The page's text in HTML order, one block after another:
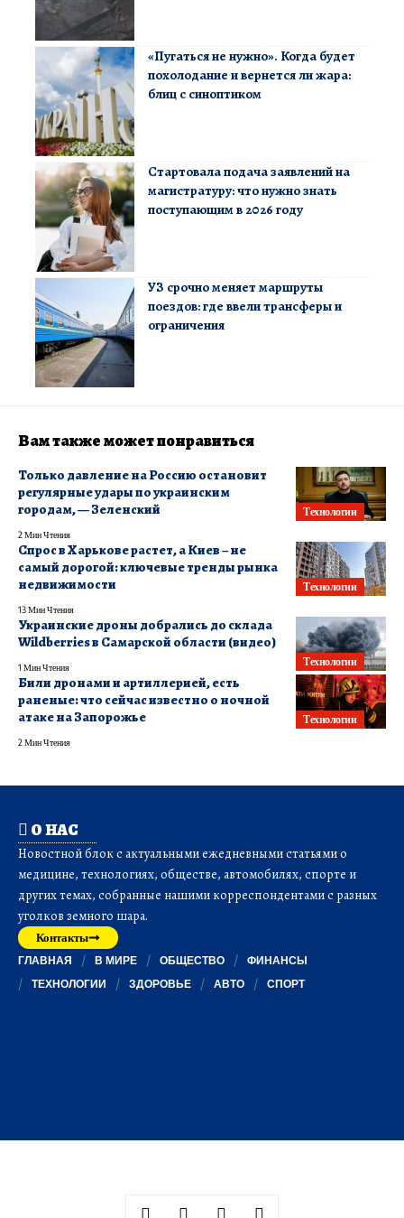
«Пугаться не нужно». Когда будет
похолодание и вернется ли жара:
блиц с синоптиком
Стартовала подача заявлений на
магистратуру: что нужно знать
поступающим в 2026 году
УЗ срочно меняет маршруты
поездов: где ввели трансферы и
ограничения
Вам также может понравиться
Технологии
Только давление на Россию остановит
регулярные удары по украинским
городам, — Зеленский
2 Мин Чтения
Технологии
Спрос в Харькове растет, а Киев – не
самый дорогой: ключевые тренды рынка
недвижимости
13 Мин Чтения
Технологии
Украинские дроны добрались до склада
Wildberries в Самарской области (видео)
1 Мин Чтения
Технологии
Били дронами и артиллерией, есть
раненые: что сейчас известно о ночной
атаке на Запорожье
2 Мин Чтения
О НАС
Новостной блок с актуальными ежедневными статьями о
медицине, технологиях, обществе, автомобилях, спорте и
других темах, собранные нашими корреспондентами с разных
уголков земного шара.
Контакты
ГЛАВНАЯ В МИРЕ ОБЩЕСТВО
ФИНАНСЫ
ТЕХНОЛОГИИ
ЗДОРОВЬЕ АВТО СПОРТ